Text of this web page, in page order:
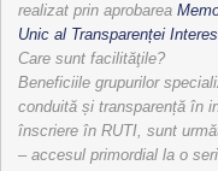
realizat prin aprobarea
Unic al Transparenței
Care sunt facilităţile?
Beneficiile grupurilor
conduită și transparență în
înscriere în RUTI, sunt
– accesul primordial la o